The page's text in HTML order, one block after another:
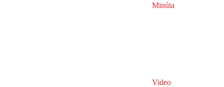
Minúta
Video